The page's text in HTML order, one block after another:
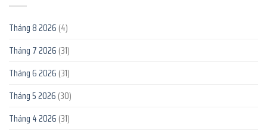
Tháng 8 2026 (4)
Tháng 7 2026 (31)
Tháng 6 2026 (31)
Tháng 5 2026 (30)
Tháng 4 2026 (31)